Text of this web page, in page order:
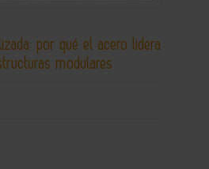
por qué el acero lidera
modulares